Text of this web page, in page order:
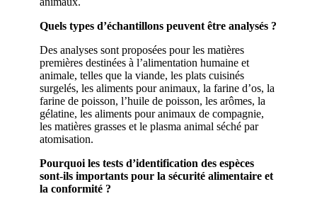
Quels types d’échantillons peuvent être analysés ?
Des analyses sont proposées pour les matières
premières destinées à l’alimentation humaine et
animale, telles que la viande, les plats cuisinés
surgelés, les aliments pour animaux, la farine d’os, la
farine de poisson, l’huile de poisson, les arômes, la
gélatine, les aliments pour animaux de compagnie,
les matières grasses et le plasma animal séché par
atomisation.
Pourquoi les tests d’identification des espèces
sont-ils importants pour la sécurité alimentaire et
la conformité ?